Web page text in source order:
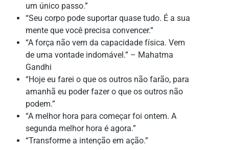
um único passo.”
“Seu corpo pode suportar quase tudo. É a sua
mente que você precisa convencer.”
“A força não vem da capacidade física. Vem
de uma vontade indomável.” – Mahatma
Gandhi
“Hoje eu farei o que os outros não farão, para
amanhã eu poder fazer o que os outros não
podem.”
“A melhor hora para começar foi ontem. A
segunda melhor hora é agora.”
“Transforme a intenção em ação.”